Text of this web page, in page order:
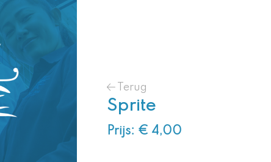
Terug
Sprite
Prijs: € 4,00